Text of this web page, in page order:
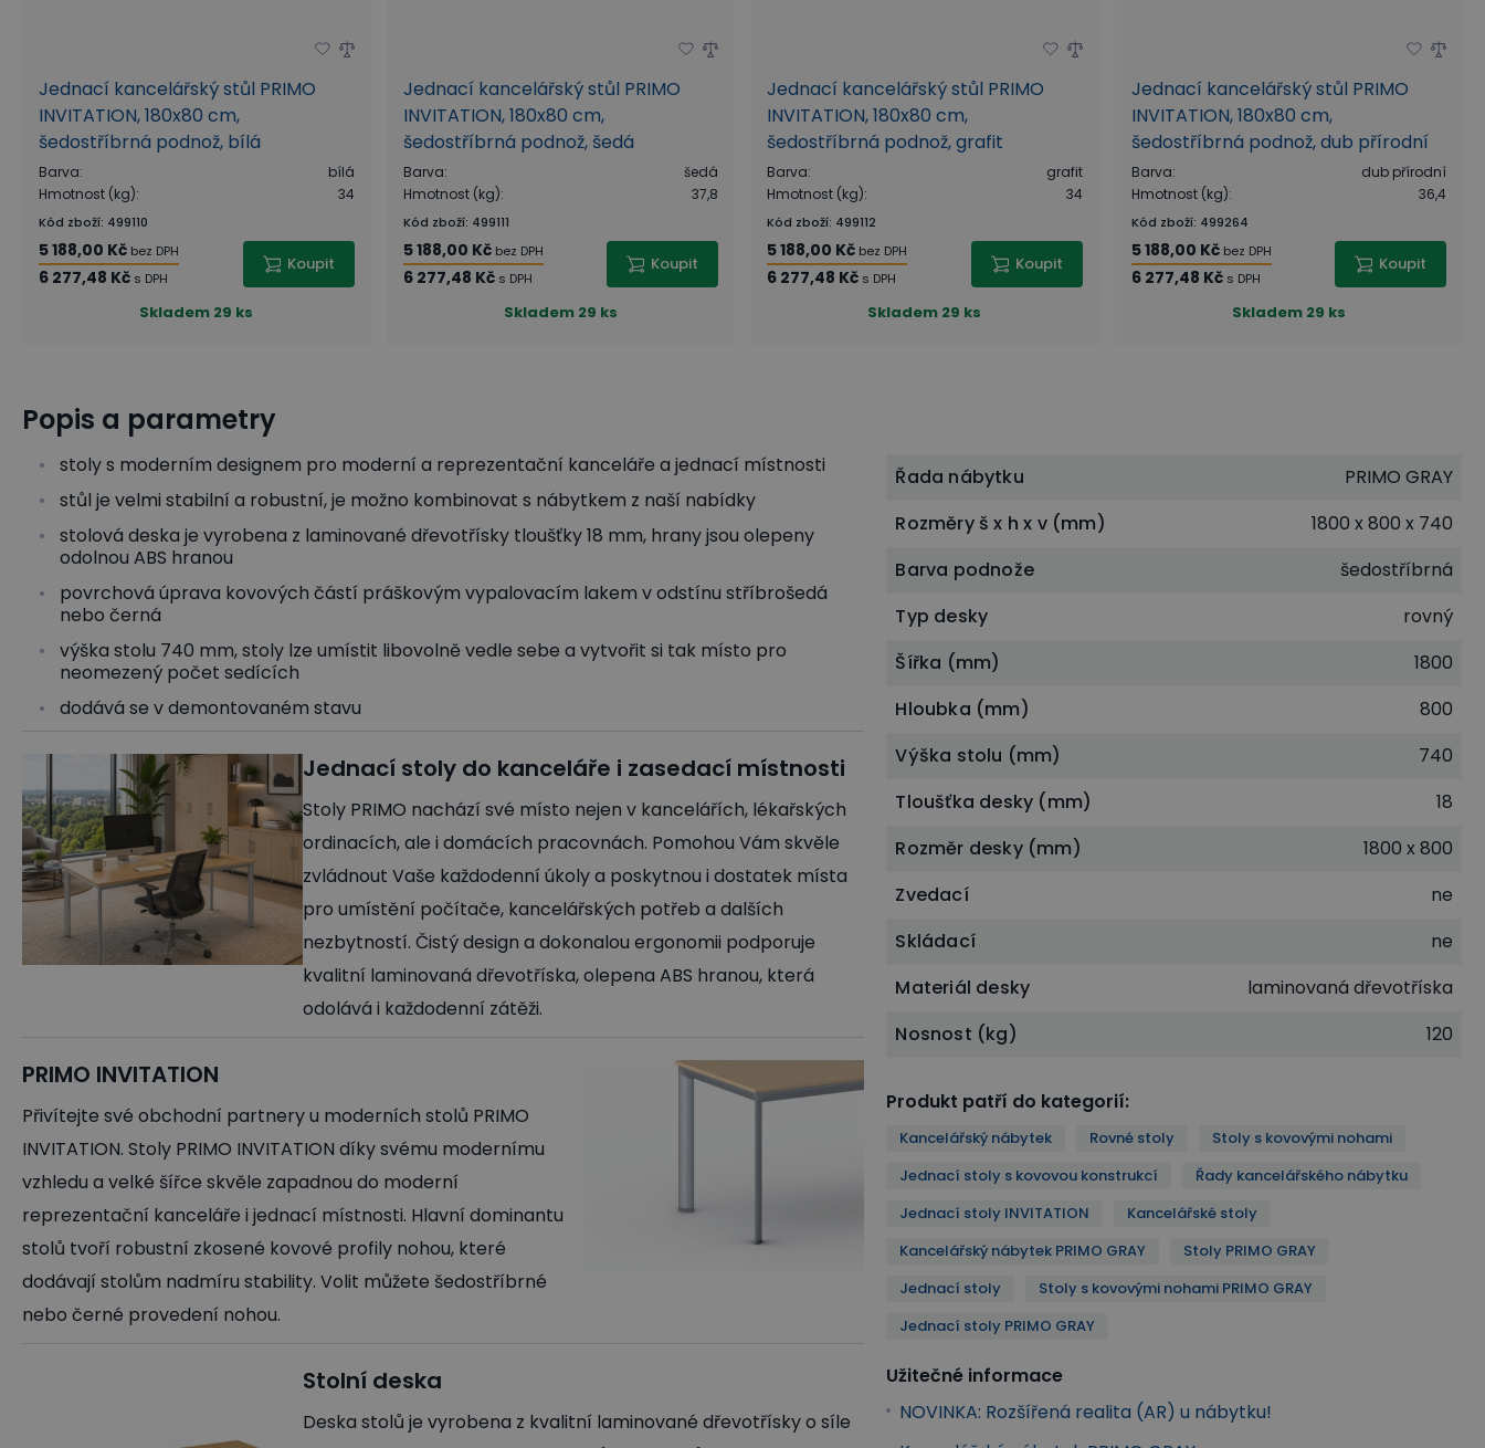
Jednací kancelářský stůl PRIMO
INVITATION, 180x80 cm,
šedostříbrná podnož, bílá
Barva:
bílá
Hmotnost (kg): 34
Kód zboží: 499110
5 188,00 Kč bez DPH
6 277,48 Kč s DPH
Koupit
Skladem 29 ks
Jednací kancelářský stůl PRIMO
INVITATION, 180x80 cm,
šedostříbrná podnož, šedá
Barva:
šedá
Hmotnost (kg): 37,8
Kód zboží: 499111
5 188,00 Kč bez DPH
6 277,48 Kč s DPH
Koupit
Skladem 29 ks
Jednací kancelářský stůl PRIMO
INVITATION, 180x80 cm,
šedostříbrná podnož, grafit
Barva:
grafit
Hmotnost (kg): 34
Kód zboží: 499112
5 188,00 Kč bez DPH
6 277,48 Kč s DPH
Koupit
Skladem 29 ks
Jednací kancelářský stůl PRIMO
INVITATION, 180x80 cm,
šedostříbrná podnož, dub přírodní
Barva:
dub přírodní
Hmotnost (kg): 36,4
Kód zboží: 499264
5 188,00 Kč bez DPH
6 277,48 Kč s DPH
Koupit
Skladem 29 ks
Popis a parametry
stoly s moderním designem pro moderní a reprezentační kanceláře a jednací místnosti
stůl je velmi stabilní a robustní, je možno kombinovat s nábytkem z naší nabídky
stolová deska je vyrobena z laminované dřevotřísky tloušťky 18 mm, hrany jsou olepeny
odolnou ABS hranou
povrchová úprava kovových částí práškovým vypalovacím lakem v odstínu stříbrošedá
nebo černá
výška stolu 740 mm, stoly lze umístit libovolně vedle sebe a vytvořit si tak místo pro
neomezený počet sedících
dodává se v demontovaném stavu
Jednací stoly do kanceláře i zasedací místnosti
Stoly PRIMO nachází své místo nejen v kancelářích, lékařských
ordinacích, ale i domácích pracovnách. Pomohou Vám skvěle
zvládnout Vaše každodenní úkoly a poskytnou i dostatek místa
pro umístění počítače, kancelářských potřeb a dalších
nezbytností. Čistý design a dokonalou ergonomii podporuje
kvalitní laminovaná dřevotříska, olepena ABS hranou, která
odolává i každodenní zátěži.
PRIMO INVITATION
Přivítejte své obchodní partnery u moderních stolů PRIMO
INVITATION. Stoly PRIMO INVITATION díky svému modernímu
vzhledu a velké šířce skvěle zapadnou do moderní
reprezentační kanceláře i jednací místnosti. Hlavní dominantu
stolů tvoří robustní zkosené kovové profily nohou, které
dodávají stolům nadmíru stability. Volit můžete šedostříbrné
nebo černé provedení nohou.
Stolní deska
Deska stolů je vyrobena z kvalitní laminované dřevotřísky o síle
Řada nábytku
PRIMO GRAY
Rozměry š x h x v (mm)
1800 x 800 x 740
Barva podnože
šedostříbrná
Typ desky
rovný
Šířka (mm)
1800
Hloubka (mm)
800
Výška stolu (mm)
740
Tloušťka desky (mm)
18
Rozměr desky (mm)
1800 x 800
Zvedací
ne
Skládací
ne
Materiál desky
laminovaná dřevotříska
Nosnost (kg)
120
Produkt patří do kategorií:
Kancelářský nábytek Rovné stoly
Stoly s kovovými nohami
Jednací stoly s kovovou konstrukcí
Řady kancelářského nábytku
Jednací stoly INVITATION
Kancelářské stoly
Kancelářský nábytek PRIMO GRAY
Stoly PRIMO GRAY
Jednací stoly
Stoly s kovovými nohami PRIMO GRAY
Jednací stoly PRIMO GRAY
Užitečné informace
NOVINKA: Rozšířená realita (AR) u nábytku!